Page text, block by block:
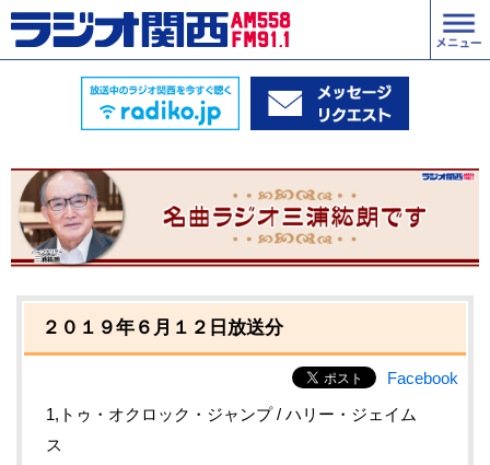
２０１９年６月１２日放送分
Facebook
1,トゥ・オクロック・ジャンプ / ハリー・ジェイム
ス